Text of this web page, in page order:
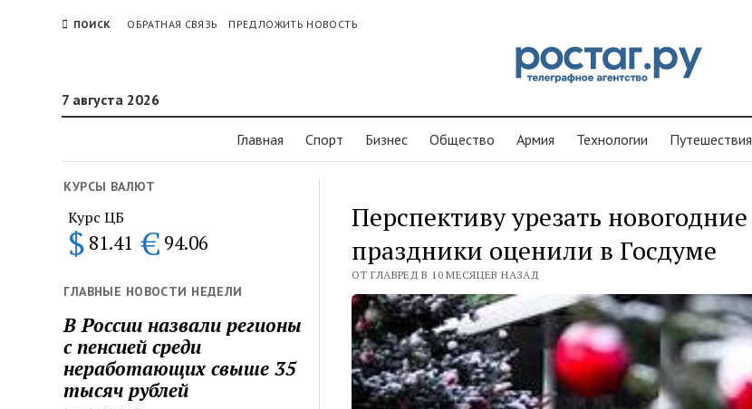
ПОИСК ОБРАТНАЯ СВЯЗЬ ПРЕДЛОЖИТЬ НОВОСТЬ
7 августа 2026
Главная Спорт Бизнес Общество Армия Технологии Путешествия
КУРСЫ ВАЛЮТ
Курс ЦБ
$ 81.41 € 94.06
ГЛАВНЫЕ НОВОСТИ НЕДЕЛИ
В России назвали регионы
с пенсией среди
неработающих свыше 35
тысяч рублей
Перспективу урезать новогодние
праздники оценили в Госдуме
ОТ ГЛАВРЕД В 10 МЕСЯЦЕВ НАЗАД